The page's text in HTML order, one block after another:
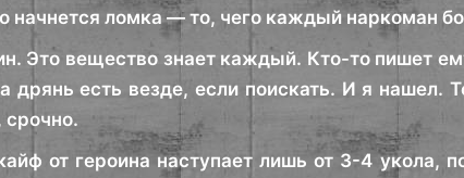
начнется ломка — то, чего каждый наркоман
Это вещество знает каждый. Кто-то пишет
дрянь есть везде, если поискать. И я нашел.
от героина наступает лишь от 3-4